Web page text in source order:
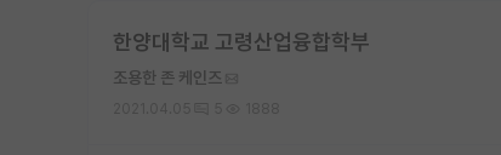
한양대학교 고령산업융합학부
조용한 존 케인즈